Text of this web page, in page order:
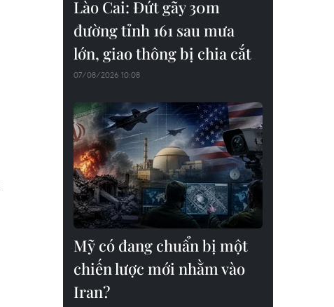
Lào Cai: Đứt gãy 30m
đường tỉnh 161 sau mưa
lớn, giao thông bị chia cắt
07/08/2026 10:08
Mỹ có đang chuẩn bị một
chiến lược mới nhằm vào
Iran?